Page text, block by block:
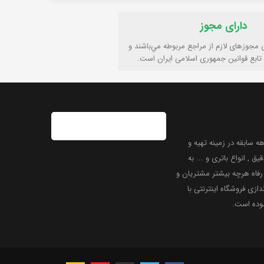
دارای مجوز
مجوزهای لازم از مراجع مربوطه مي‌باشند و
قوانين جمهوری اسلامی ايران است.
سابقه در زمینه تهیه و
, انواع باتری و ... به
هرچه بیشتر مشتریان و
فروشگاه اینترنتی با
است.